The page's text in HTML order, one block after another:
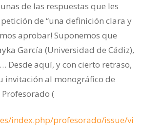
de las respuestas que les
de “una definición clara y
aprobar! Suponemos que
García (Universidad de Cádiz),
Desde aquí, y con cierto retraso,
invitación al monográfico de
Profesorado (
index.php/profesorado/issue/vi